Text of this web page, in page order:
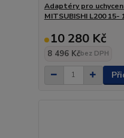
Adaptéry pro
MITSUBISHI L200 15-
10 280 Kč
8 496 Kčbez DPH